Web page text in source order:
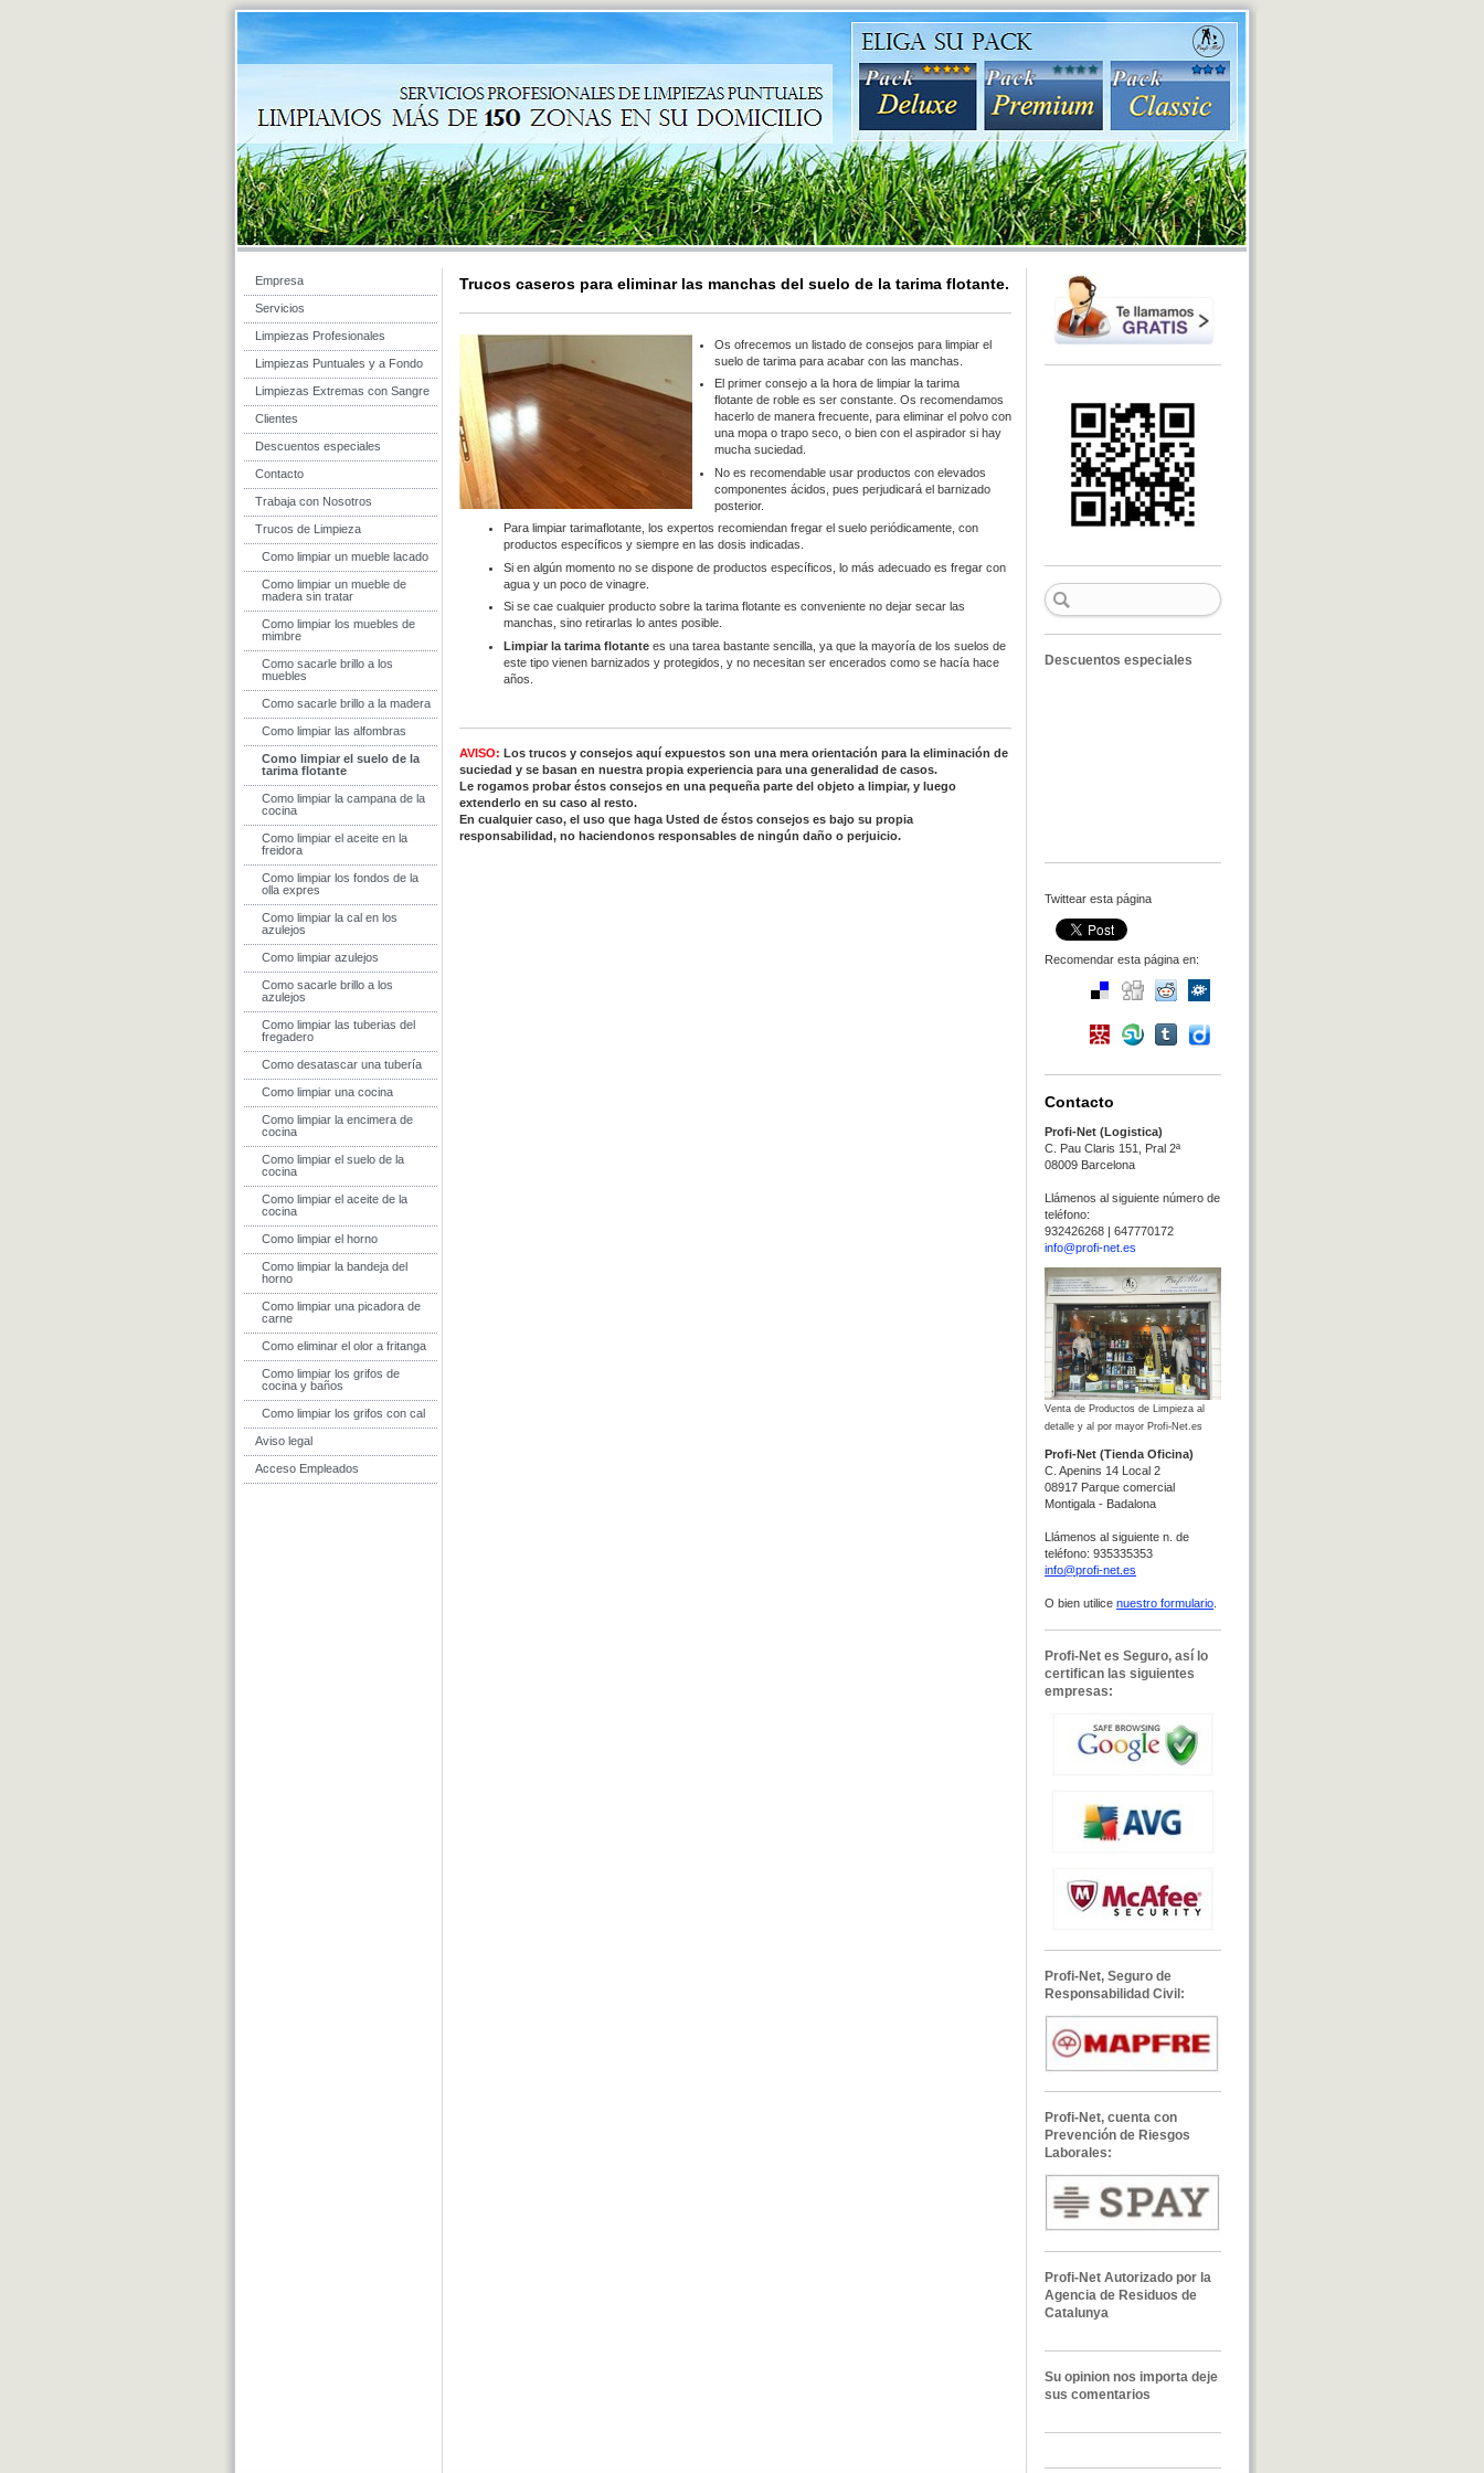
Empresa
Servicios
Limpiezas Profesionales
Limpiezas Puntuales y a Fondo
Limpiezas Extremas con Sangre
Clientes
Descuentos especiales
Contacto
Trabaja con Nosotros
Trucos de Limpieza
Como limpiar un mueble lacado
Como limpiar un mueble de
madera sin tratar
Como limpiar los muebles de
mimbre
Como sacarle brillo a los
muebles
Como sacarle brillo a la madera
Como limpiar las alfombras
Como limpiar el suelo de la
tarima flotante
Como limpiar la campana de la
cocina
Como limpiar el aceite en la
freidora
Como limpiar los fondos de la
olla expres
Como limpiar la cal en los
azulejos
Como limpiar azulejos
Como sacarle brillo a los
azulejos
Como limpiar las tuberias del
fregadero
Como desatascar una tubería
Como limpiar una cocina
Como limpiar la encimera de
cocina
Como limpiar el suelo de la
cocina
Como limpiar el aceite de la
cocina
Como limpiar el horno
Como limpiar la bandeja del
horno
Como limpiar una picadora de
carne
Como eliminar el olor a fritanga
Como limpiar los grifos de
cocina y baños
Como limpiar los grifos con cal
Aviso legal
Acceso Empleados
Trucos caseros para eliminar las manchas del suelo de la tarima flotante.
Os ofrecemos un listado de consejos para limpiar el
suelo de tarima para acabar con las manchas.
El primer consejo a la hora de limpiar la tarima
flotante de roble es ser constante. Os recomendamos
hacerlo de manera frecuente, para eliminar el polvo con
una mopa o trapo seco, o bien con el aspirador si hay
mucha suciedad.
No es recomendable usar productos con elevados
componentes ácidos, pues perjudicará el barnizado
posterior.
Para limpiar tarimaflotante, los expertos recomiendan fregar el suelo periódicamente, con
productos específicos y siempre en las dosis indicadas.
Si en algún momento no se dispone de productos específicos, lo más adecuado es fregar con
agua y un poco de vinagre.
Si se cae cualquier producto sobre la tarima flotante es conveniente no dejar secar las
manchas, sino retirarlas lo antes posible.
Limpiar la tarima flotante es una tarea bastante sencilla, ya que la mayoría de los suelos de
este tipo vienen barnizados y protegidos, y no necesitan ser encerados como se hacía hace
años.
AVISO: Los trucos y consejos aquí expuestos son una mera orientación para la eliminación de
suciedad y se basan en nuestra propia experiencia para una generalidad de casos.
Le rogamos probar éstos consejos en una pequeña parte del objeto a limpiar, y luego
extenderlo en su caso al resto.
En cualquier caso, el uso que haga Usted de éstos consejos es bajo su propia
responsabilidad, no haciendonos responsables de ningún daño o perjuicio.
Descuentos especiales
Twittear esta página
Recomendar esta página en:
Contacto
Profi-Net (Logistica)
C. Pau Claris 151, Pral 2ª
08009 Barcelona
Llámenos al siguiente número de
teléfono:
932426268 | 647770172
info@profi-net.es
Venta de Productos de Limpieza al
detalle y al por mayor Profi-Net.es
Profi-Net (Tienda Oficina)
C. Apenins 14 Local 2
08917 Parque comercial
Montigala - Badalona
Llámenos al siguiente n. de
teléfono: 935335353
info@profi-net.es
O bien utilice nuestro formulario
Profi-Net es Seguro, así lo
certifican las siguientes
empresas:
Profi-Net, Seguro de
Responsabilidad Civil:
Profi-Net, cuenta con
Prevención de Riesgos
Laborales:
Profi-Net Autorizado por la
Agencia de Residuos de
Catalunya
Su opinion nos importa deje
sus comentarios